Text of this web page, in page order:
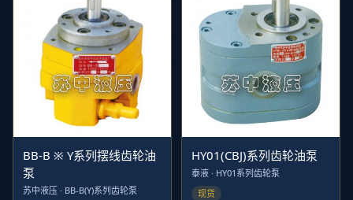
BB-B ※ Y系列摆线齿轮油
泵
苏中液压 · BB-B(Y)系列齿轮泵
HY01(CBJ)系列齿轮油泵
泰液 · HY01系列齿轮泵
现货